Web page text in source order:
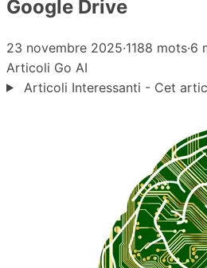
Google Drive
23 novembre 2025·1188 mots·6
Articoli Go AI
Articoli Interessanti - Cet